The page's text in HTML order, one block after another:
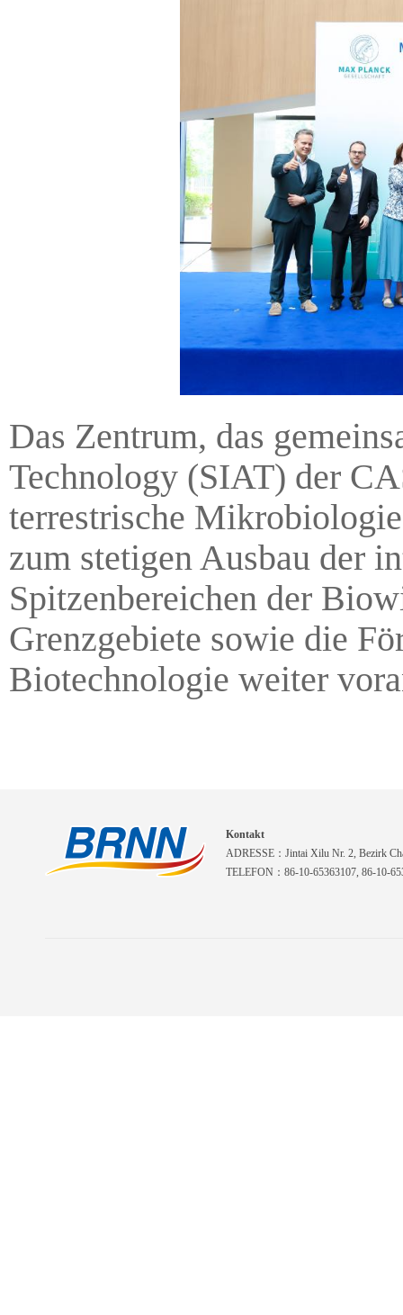
Das Zentrum, das
Technology (SIAT) der
terrestrische
zum stetigen Ausbau der
Spitzenbereichen der
Grenzgebiete sowie die
Biotechnologie weiter
Kontakt
ADRESSE：Jintai Xilu Nr. 2, Bezirk
TELEFON：86-10-65363107, 86-10-